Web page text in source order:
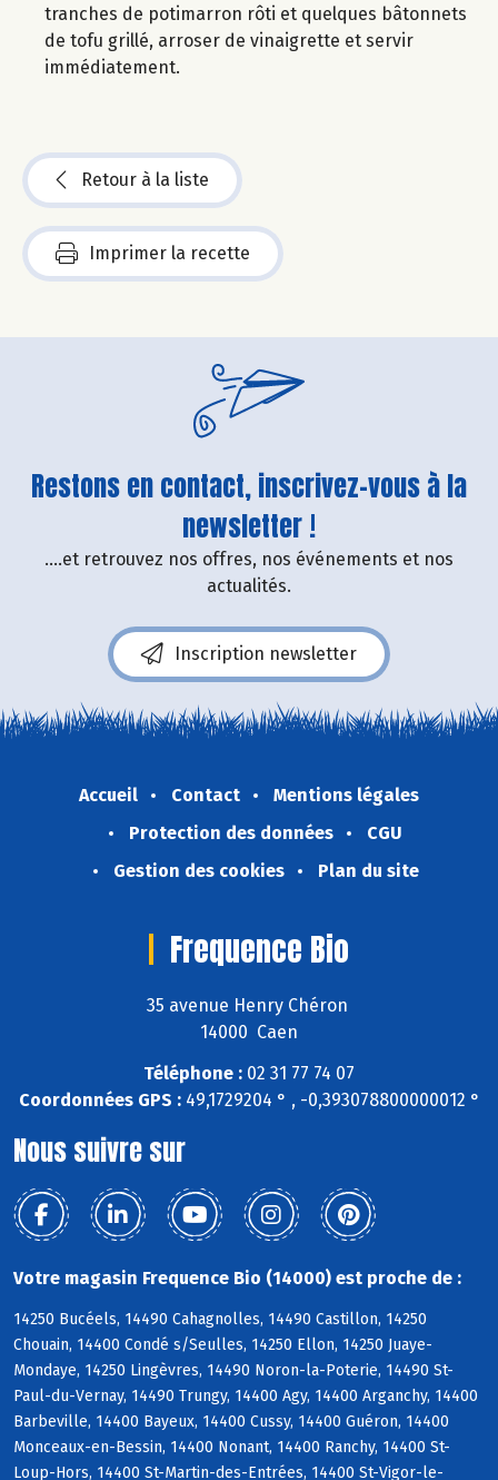
tranches de potimarron rôti et quelques bâtonnets
de tofu grillé, arroser de vinaigrette et servir
immédiatement.
Retour à la liste
Imprimer la recette
Restons en contact, inscrivez-vous à la
newsletter !
....et retrouvez nos offres, nos événements et nos
actualités.
Inscription newsletter
Accueil Contact
Mentions légales
Protection des données
CGU
Gestion des cookies
Plan du site
Frequence Bio
35 avenue Henry Chéron
14000 Caen
Téléphone : 02 31 77 74 07
Coordonnées GPS :49,1729204 ° , -0,393078800000012 °
Nous suivre sur
Votre magasin Frequence Bio (14000) est proche de :
14250 Bucéels, 14490 Cahagnolles, 14490 Castillon, 14250
Chouain, 14400 Condé s/Seulles, 14250 Ellon, 14250 Juaye-
Mondaye, 14250 Lingèvres, 14490 Noron-la-Poterie, 14490 St-
Paul-du-Vernay, 14490 Trungy, 14400 Agy, 14400 Arganchy, 14400
Barbeville, 14400 Bayeux, 14400 Cussy, 14400 Guéron, 14400
Monceaux-en-Bessin, 14400 Nonant, 14400 Ranchy, 14400 St-
Loup-Hors, 14400 St-Martin-des-Entrées, 14400 St-Vigor-le-